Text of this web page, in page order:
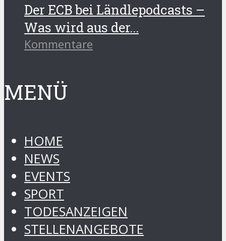
Der ECB bei Ländlepodcasts –
Was wird aus der...
Kommentare
MENÜ
HOME
NEWS
EVENTS
SPORT
TODESANZEIGEN
STELLENANGEBOTE